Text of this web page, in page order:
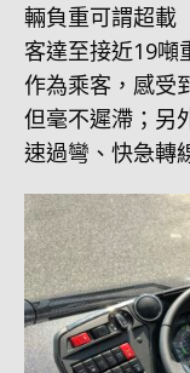
輛負重可謂超載
客達至接近19噸
作為乘客，感受
但毫不遲滯；另
速過彎、快急轉